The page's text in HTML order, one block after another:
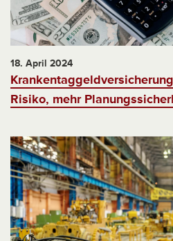
18. April 2024
Risiko, mehr